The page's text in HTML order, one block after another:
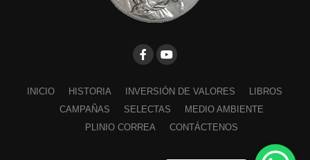
INICIO HISTORIA INVERSIÓN DE VALORES
LIBROS
CAMPAÑAS
SELECTAS
MEDIO AMBIENTE
PLINIO CORREA
CONTÁCTENOS